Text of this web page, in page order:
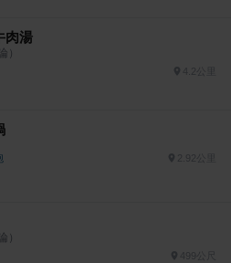
肉湯
）
4.2公里
）
499公尺